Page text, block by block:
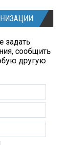
задать
сообщить
другую